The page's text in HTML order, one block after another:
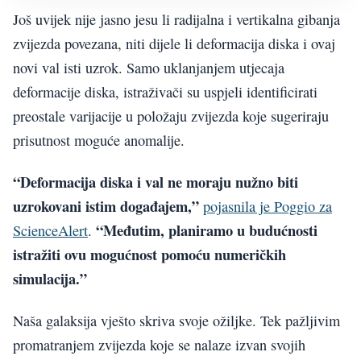
Još uvijek nije jasno jesu li radijalna i vertikalna gibanja
zvijezda povezana, niti dijele li deformacija diska i ovaj
novi val isti uzrok. Samo uklanjanjem utjecaja
deformacije diska, istraživači su uspjeli identificirati
preostale varijacije u položaju zvijezda koje sugeriraju
prisutnost moguće anomalije.
“Deformacija diska i val ne moraju nužno biti
uzrokovani istim događajem,” pojasnila je Poggio za
ScienceAlert. “Međutim, planiramo u budućnosti
istražiti ovu mogućnost pomoću numeričkih
simulacija.”
Naša galaksija vješto skriva svoje ožiljke. Tek pažljivim
promatranjem zvijezda koje se nalaze izvan svojih